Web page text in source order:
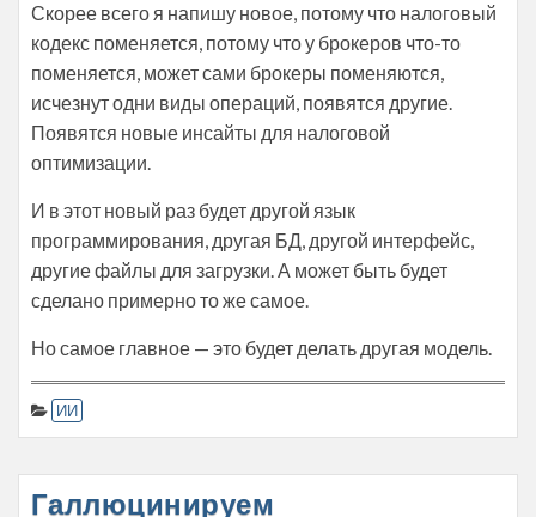
Скорее всего я напишу новое, потому что налоговый
кодекс поменяется, потому что у брокеров что-то
поменяется, может сами брокеры поменяются,
исчезнут одни виды операций, появятся другие.
Появятся новые инсайты для налоговой
оптимизации.
И в этот новый раз будет другой язык
программирования, другая БД, другой интерфейс,
другие файлы для загрузки. А может быть будет
сделано примерно то же самое.
Но самое главное — это будет делать другая модель.
ИИ
Галлюцинируем